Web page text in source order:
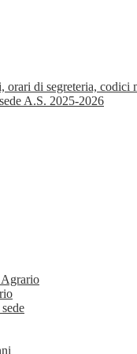
orari di segreteria, codici
A.S. 2025-2026